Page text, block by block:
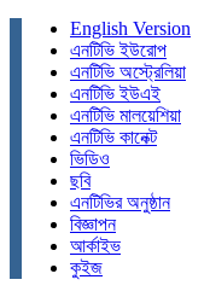
English Version
এনটিভি ইউরোপ
এনটিভি অস্ট্রেলিয়া
এনটিভি ইউএই
এনটিভি মালয়েশিয়া
এনটিভি কানেক্ট
ভিডিও
ছবি
এনটিভির অনুষ্ঠান
বিজ্ঞাপন
আর্কাইভ
কুইজ